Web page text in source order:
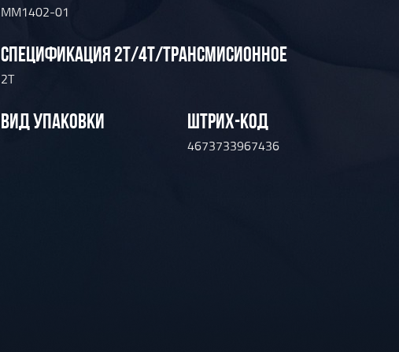
MM1402-01
СПЕЦИФИКАЦИЯ 2Т/4Т/ТРАНСМИСИОННОЕ
2Т
ВИД УПАКОВКИ ШТРИХ-КОД
4673733967436